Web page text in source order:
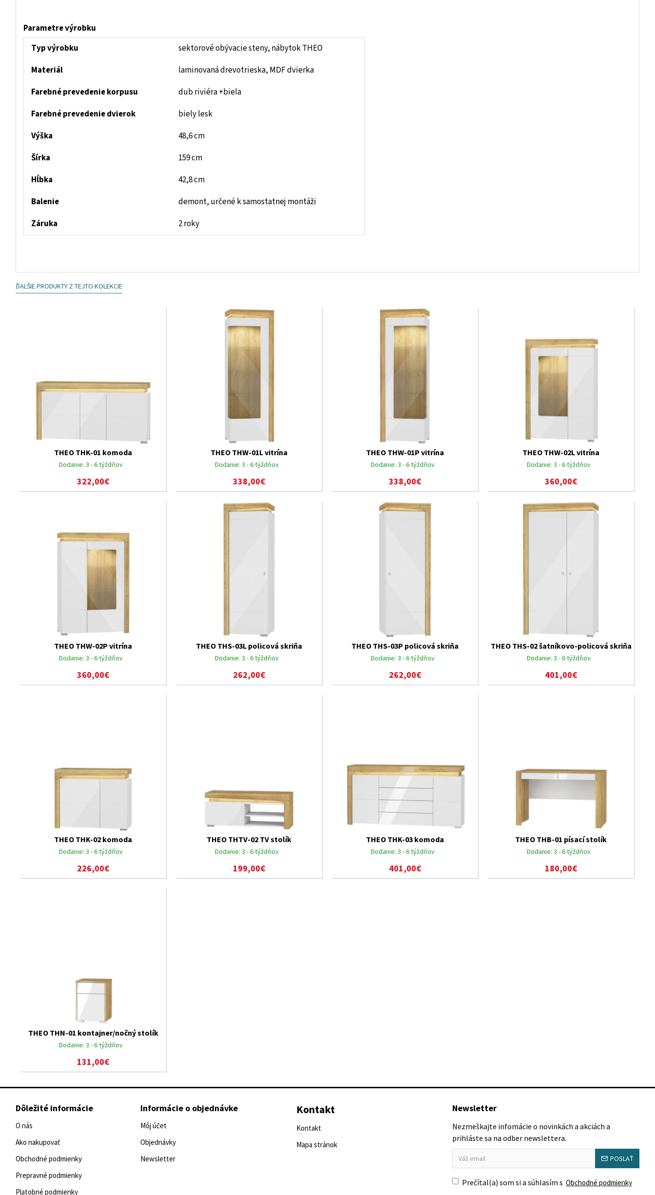
Parametre výrobku
Typ výrobku
sektorové obývacie steny, nábytok THEO
Materiál
laminovaná drevotrieska, MDF dvierka
Farebné prevedenie korpusu
dub riviéra +biela
Farebné prevedenie dvierok
biely lesk
Výška
48,6 cm
Šírka
159 cm
Hĺbka
42,8 cm
Balenie
demont, určené k samostatnej montáži
Záruka
2 roky
ĎALŠIE PRODUKTY Z TEJTO KOLEKCIE
Dodanie: 3 - 6 týždňov
THEO THK-01 komoda
322,00€
Dodanie: 3 - 6 týždňov
THEO THW-01L vitrína
338,00€
Dodanie: 3 - 6 týždňov
THEO THW-01P vitrína
338,00€
Dodanie: 3 - 6 týždňov
THEO THW-02L vitrína
360,00€
Dodanie: 3 - 6 týždňov
THEO THW-02P vitrína
360,00€
Dodanie: 3 - 6 týždňov
THEO THS-03L policová skriňa
262,00€
Dodanie: 3 - 6 týždňov
THEO THS-03P policová skriňa
262,00€
Dodanie: 3 - 6 týždňov
THEO THS-02 šatníkovo-policová skriňa
401,00€
Dodanie: 3 - 6 týždňov
THEO THK-02 komoda
226,00€
Dodanie: 3 - 6 týždňov
THEO THTV-02 TV stolík
199,00€
Dodanie: 3 - 6 týždňov
THEO THK-03 komoda
401,00€
Dodanie: 3 - 6 týždňov
THEO THB-01 písací stolík
180,00€
Dodanie: 3 - 6 týždňov
THEO THN-01 kontajner/nočný stolík
131,00€
Dôležité informácie
O nás
Ako nakupovať
Obchodné podmienky
Prepravné podmienky
Platobné podmienky
Informácie o objednávke
Môj účet
Objednávky
Newsletter
Kontakt
Kontakt
Mapa stránok
Newsletter
Nezmeškajte infomácie o novinkách a akciách a
prihláste sa na odber newslettera.
POSLAŤ
Prečítal(a) som si a súhlasím s Obchodné podmienky